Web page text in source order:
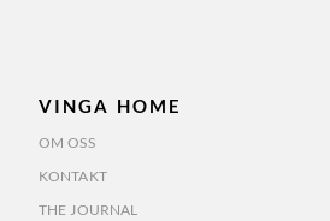
VINGA HOME
OM OSS
KONTAKT
THE JOURNAL